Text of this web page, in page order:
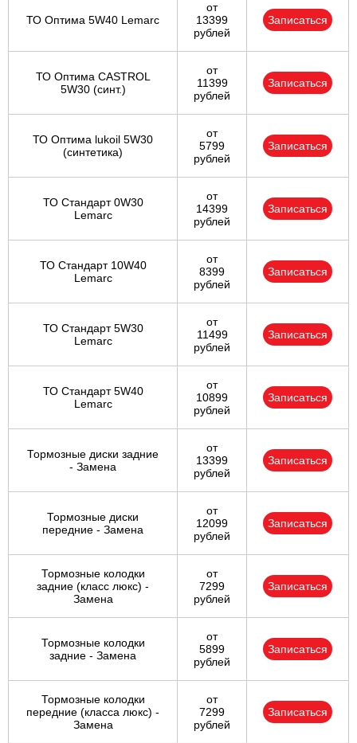
ТО Оптима 5W40 Lemarc
от
13399
рублей
Записаться
ТО Оптима CASTROL
5W30 (синт.)
от
11399
рублей
Записаться
ТО Оптима lukoil 5W30
(синтетика)
от
5799
рублей
Записаться
ТО Стандарт 0W30
Lemarc
от
14399
рублей
Записаться
ТО Стандарт 10W40
Lemarc
от
8399
рублей
Записаться
ТО Стандарт 5W30
Lemarc
от
11499
рублей
Записаться
ТО Стандарт 5W40
Lemarc
от
10899
рублей
Записаться
Тормозные диски задние
- Замена
от
13399
рублей
Записаться
Тормозные диски
передние - Замена
от
12099
рублей
Записаться
Тормозные колодки
задние (класс люкс) -
Замена
от
7299
рублей
Записаться
Тормозные колодки
задние - Замена
от
5899
рублей
Записаться
Тормозные колодки
передние (класса люкс) -
Замена
от
7299
рублей
Записаться